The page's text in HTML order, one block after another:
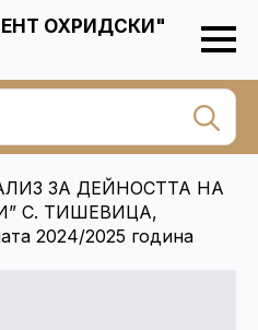
ОХРИДСКИ"
ЗА ДЕЙНОСТТА НА
С. ТИШЕВИЦА,
2024/2025 година